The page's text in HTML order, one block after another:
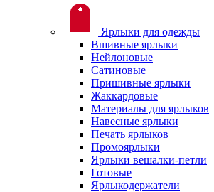
Ярлыки для одежды
Вшивные ярлыки
Нейлоновые
Сатиновые
Пришивные ярлыки
Жаккардовые
Материалы для ярлыков
Навесные ярлыки
Печать ярлыков
Промоярлыки
Ярлыки вешалки-петли
Готовые
Ярлыкодержатели